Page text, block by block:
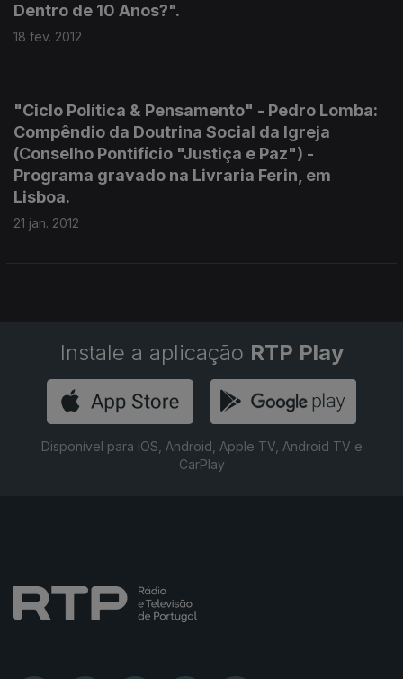
Dentro de 10 Anos?".
18 fev. 2012
"Ciclo Política & Pensamento" - Pedro Lomba:
Compêndio da Doutrina Social da Igreja
(Conselho Pontifício "Justiça e Paz") -
Programa gravado na Livraria Ferin, em
Lisboa.
21 jan. 2012
Instale a aplicação RTP Play
Disponível para iOS, Android, Apple TV, Android TV e
CarPlay